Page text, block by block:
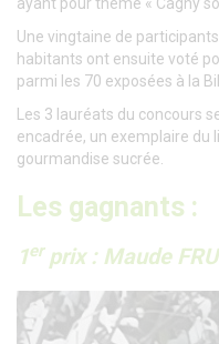
ayant pour thème « Cagny
Une vingtaine de
habitants ont ensuite voté
parmi les 70 exposées à la
Les 3 lauréats du concours
encadrée, un exemplaire du
gourmandise sucrée.
Les gagnants :
1erprix : Maude